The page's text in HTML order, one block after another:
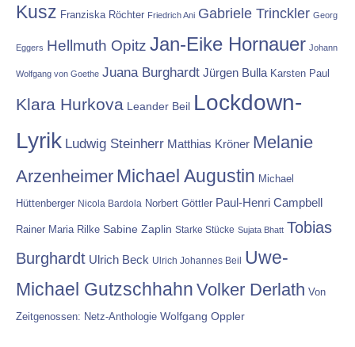
Kusz Franziska Röchter Friedrich Ani Gabriele Trinckler Georg
Eggers Hellmuth Opitz Jan-Eike Hornauer Johann
Wolfgang von Goethe Juana Burghardt Jürgen Bulla Karsten Paul
Klara Hurkova Leander Beil Lockdown-
Lyrik Ludwig Steinherr Matthias Kröner Melanie
Arzenheimer Michael Augustin Michael
Hüttenberger Nicola Bardola Norbert Göttler Paul-Henri Campbell
Rainer Maria Rilke Sabine Zaplin Starke Stücke Sujata Bhatt Tobias
Burghardt Ulrich Beck Ulrich Johannes Beil Uwe-
Michael Gutzschhahn Volker Derlath Von
Zeitgenossen: Netz-Anthologie Wolfgang Oppler